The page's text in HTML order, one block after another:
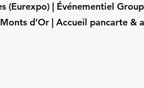
(Eurexpo) | Événementiel
d’Or | Accueil pancarte &